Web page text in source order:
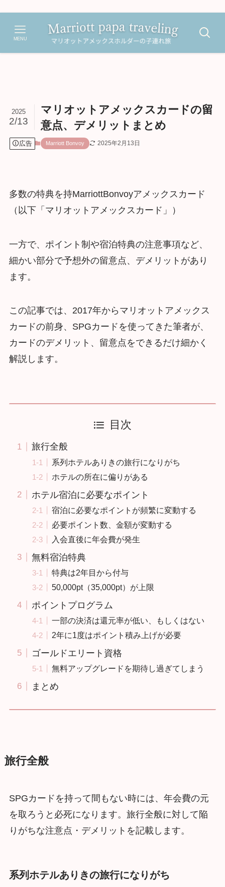
MENU
マリオットアメックスカードの留
意点、デメリットまとめ
2025
2/13
広告 Marriott Bonvoy 2025年2月13日
多数の特典を持MarriottBonvoyアメックスカード
（以下「マリオットアメックスカード」）
一方で、ポイント制や宿泊特典の注意事項など、
細かい部分で予想外の留意点、デメリットがあり
ます。
この記事では、2017年からマリオットアメックス
カードの前身、SPGカードを使ってきた筆者が、
カードのデメリット、留意点をできるだけ細かく
解説します。
目次
旅行全般
系列ホテルありきの旅行になりがち
ホテルの所在に偏りがある
ホテル宿泊に必要なポイント
宿泊に必要なポイントが頻繁に変動する
必要ポイント数、金額が変動する
入会直後に年会費が発生
無料宿泊特典
特典は2年目から付与
50,000pt（35,000pt）が上限
ポイントプログラム
一部の決済は還元率が低い、もしくはない
2年に1度はポイント積み上げが必要
ゴールドエリート資格
無料アップグレードを期待し過ぎてしまう
まとめ
旅行全般
SPGカードを持って間もない時には、年会費の元
を取ろうと必死になります。旅行全般に対して陥
りがちな注意点・デメリットを記載します。
系列ホテルありきの旅行になりがち